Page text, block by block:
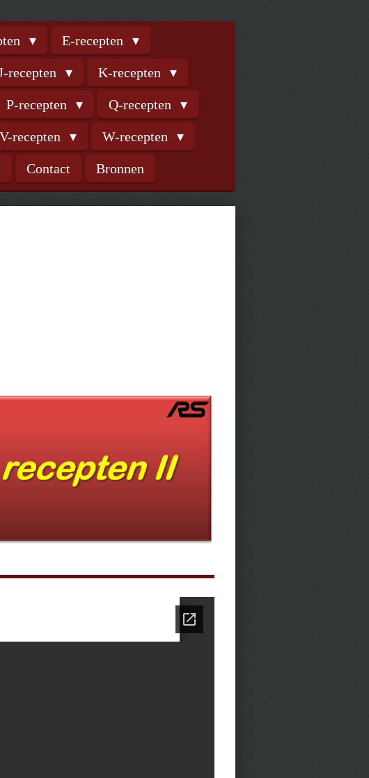
E-recepten
recepten K-recepten
P-recepten Q-recepten
V-recepten W-recepten
Contact Bronnen